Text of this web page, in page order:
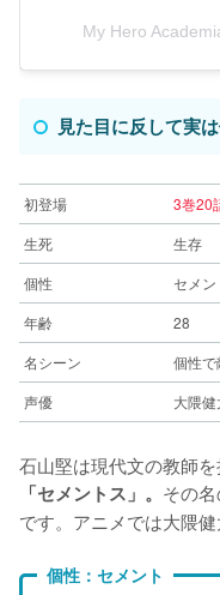
My Hero
見た目に反して実
初登場
3巻20
生死
生存
個性
セメン
年齢
28
名シーン
個性
声優
大隈健
石山堅は現代文の教師
「セメントス」。 その
です。アニメでは大隈健
個性：セメント